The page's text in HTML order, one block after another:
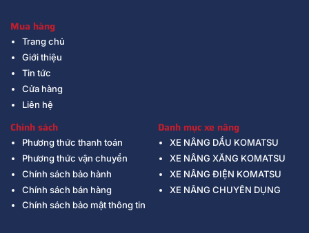
Mua hàng
Trang chủ
Giới thiệu
Tin tức
Cửa hàng
Liên hệ
Chính sách
Phương thức thanh toán
Phương thức vận chuyển
Chính sách bảo hành
Chính sách bán hàng
Chính sách bảo mật thông tin
Danh mục xe nâng
XE NÂNG DẦU KOMATSU
XE NÂNG XĂNG KOMATSU
XE NÂNG ĐIỆN KOMATSU
XE NÂNG CHUYÊN DỤNG